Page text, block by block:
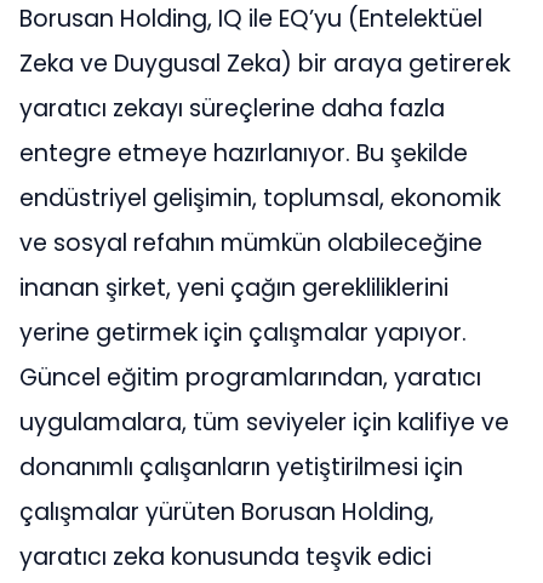
Borusan Holding, IQ ile EQ’yu (Entelektüel
Zeka ve Duygusal Zeka) bir araya getirerek
yaratıcı zekayı süreçlerine daha fazla
entegre etmeye hazırlanıyor. Bu şekilde
endüstriyel gelişimin, toplumsal, ekonomik
ve sosyal refahın mümkün olabileceğine
inanan şirket, yeni çağın gerekliliklerini
yerine getirmek için çalışmalar yapıyor.
Güncel eğitim programlarından, yaratıcı
uygulamalara, tüm seviyeler için kalifiye ve
donanımlı çalışanların yetiştirilmesi için
çalışmalar yürüten Borusan Holding,
yaratıcı zeka konusunda teşvik edici